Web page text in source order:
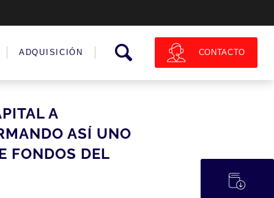
ADQUISICIÓN CONTACTO
A
ASÍ UNO
FONDOS DEL
蠟